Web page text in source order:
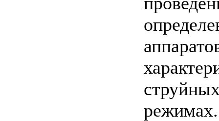
режимах.